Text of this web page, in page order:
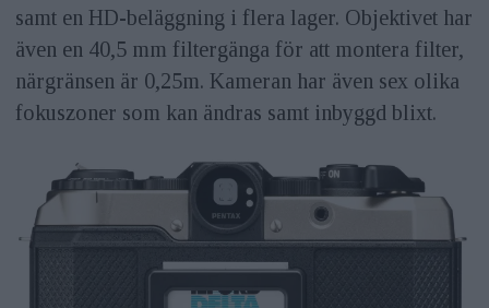
samt en HD-beläggning i flera lager. Objektivet har
även en 40,5 mm filtergänga för att montera filter,
närgränsen är 0,25m. Kameran har även sex olika
fokuszoner som kan ändras samt inbyggd blixt.